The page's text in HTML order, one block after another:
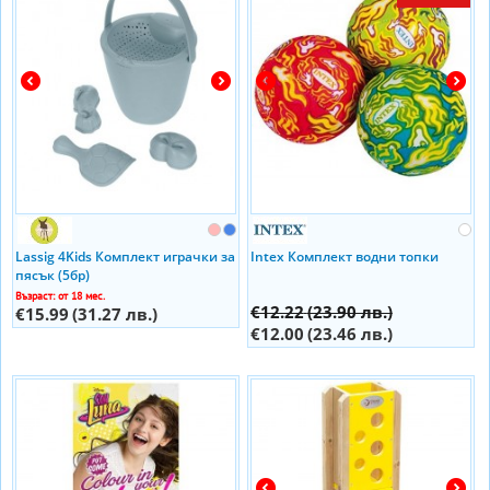
Lassig 4Kids Комплект играчки за
пясък (5бр)
Възраст: от 18 мес.
€15.99 (31.27 лв.)
Intex Комплект водни топки
€12.22(23.90 лв.)
€12.00 (23.46 лв.)